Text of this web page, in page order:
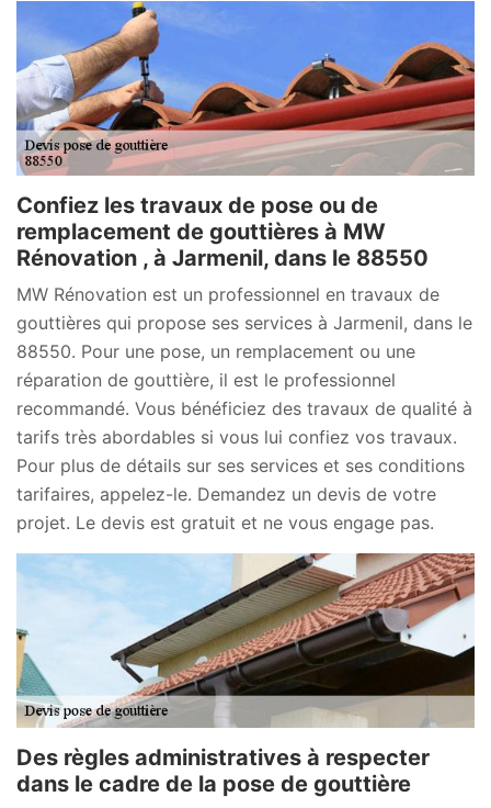
Confiez les travaux de pose ou de
remplacement de gouttières à MW
Rénovation , à Jarmenil, dans le 88550
MW Rénovation est un professionnel en travaux de
gouttières qui propose ses services à Jarmenil, dans le
88550. Pour une pose, un remplacement ou une
réparation de gouttière, il est le professionnel
recommandé. Vous bénéficiez des travaux de qualité à
tarifs très abordables si vous lui confiez vos travaux.
Pour plus de détails sur ses services et ses conditions
tarifaires, appelez-le. Demandez un devis de votre
projet. Le devis est gratuit et ne vous engage pas.
Des règles administratives à respecter
dans le cadre de la pose de gouttière